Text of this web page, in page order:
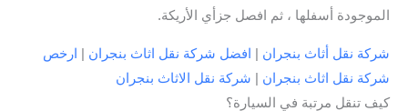
الموجودة أسفلها ، ثم افصل جزأي الأريكة.
شركة نقل أثاث بنجران افضل شركة نقل اثاث بنجران
ارخص
شركة نقل اثاث بنجران
شركة نقل الاثاث بنجران
كيف تنقل مرتبة في السيارة؟